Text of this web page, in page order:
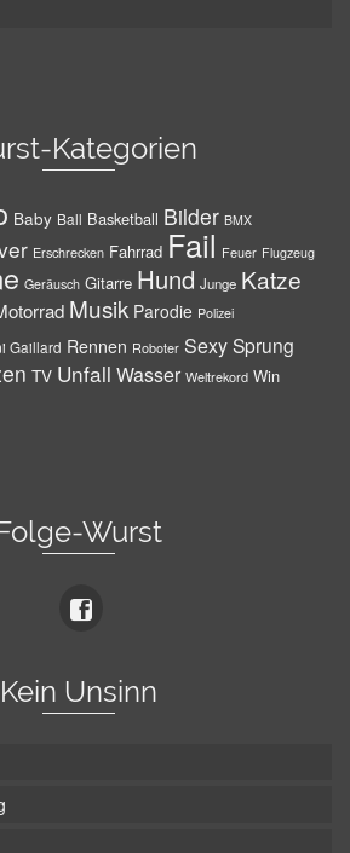
Kategorien
Baby Ball Basketball Bilder BMX
Erschrecken Fahrrad Fail Feuer Flugzeug
Geräusch Gitarre Hund Junge Katze
Musik Parodie Polizei
Gaillard Rennen Roboter SexySprung
TV Unfall Wasser Weltrekord Win
Wurst
Kein Unsinn